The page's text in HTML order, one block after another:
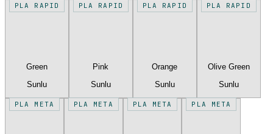
PLA RAPID
Green
Sunlu
PLA RAPID
Pink
Sunlu
PLA RAPID
Orange
Sunlu
PLA RAPID
Olive Green
Sunlu
PLA META PLA META PLA META PLA META